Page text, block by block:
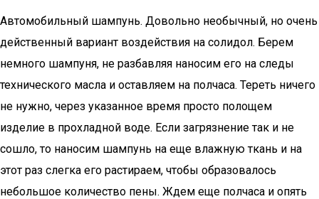
Автомобильный шампунь. Довольно необычный, но очень
действенный вариант воздействия на солидол. Берем
немного шампуня, не разбавляя наносим его на следы
технического масла и оставляем на полчаса. Тереть ничего
не нужно, через указанное время просто полощем
изделие в прохладной воде. Если загрязнение так и не
сошло, то наносим шампунь на еще влажную ткань и на
этот раз слегка его растираем, чтобы образовалось
небольшое количество пены. Ждем еще полчаса и опять